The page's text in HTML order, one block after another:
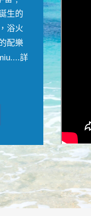
生的
浴火
配樂
詳